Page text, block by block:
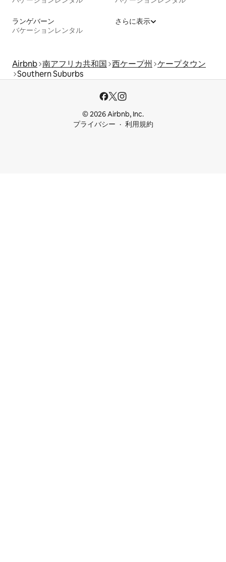
ランゲバーン
バケーションレンタル
さらに表示
Airbnb 南アフリカ共和国 西ケープ州
ケープタウン
Southern Suburbs
© 2026 Airbnb, Inc.
プライバシー
利用規約